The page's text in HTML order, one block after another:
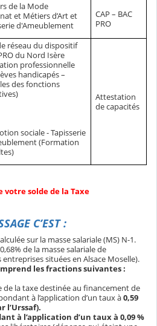
de la Mode
et Métiers d’Art et
d'Ameublement
CAP – BAC
PRO
réseau du dispositif
du Nord Isère
professionnelle
handicapés –
des fonctions
sociale - Tapisserie
(Formation
Attestation
de capacités
votre solde de la Taxe
C’EST :
sur la masse salariale (MS) N-1.
de la masse salariale de
entreprises situées en Alsace Moselle).
les fractions suivantes :
de la taxe destinée au financement de
à l’application d’un taux à0,59
l’Urssaf).
à l’application d’un taux à 0,09 %